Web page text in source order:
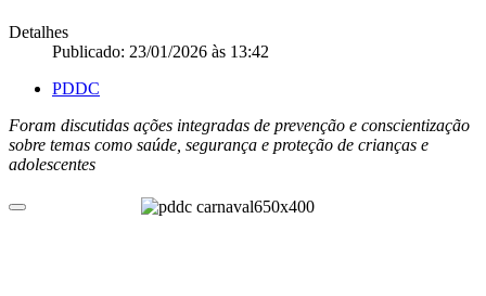
Detalhes
Publicado: 23/01/2026 às 13:42
PDDC
Foram discutidas ações integradas de prevenção e conscientização
sobre temas como saúde, segurança e proteção de crianças e
adolescentes